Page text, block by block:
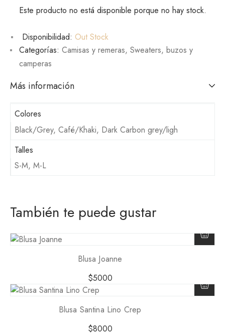
Este producto no está disponible porque no hay stock.
Disponibilidad: Out Stock
Categorías: Camisas y remeras, Sweaters, buzos y
camperas
Más información
Colores
Black/Grey, Café/Khaki, Dark Carbon grey/ligh
Talles
S-M, M-L
También te puede gustar
Blusa Joanne
$5000
Blusa Santina Lino Crep
$8000